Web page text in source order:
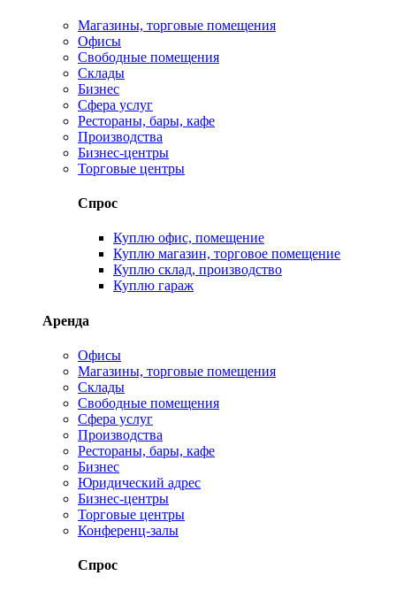
Магазины, торговые помещения
Офисы
Свободные помещения
Склады
Бизнес
Сфера услуг
Рестораны, бары, кафе
Производства
Бизнес-центры
Торговые центры
Спрос
Куплю офис, помещение
Куплю магазин, торговое помещение
Куплю склад, производство
Куплю гараж
Аренда
Офисы
Магазины, торговые помещения
Склады
Свободные помещения
Сфера услуг
Производства
Рестораны, бары, кафе
Бизнес
Юридический адрес
Бизнес-центры
Торговые центры
Конференц-залы
Спрос